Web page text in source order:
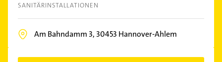
SANITÄRINSTALLATIONEN
Am Bahndamm 3, 30453 Hannover-Ahlem